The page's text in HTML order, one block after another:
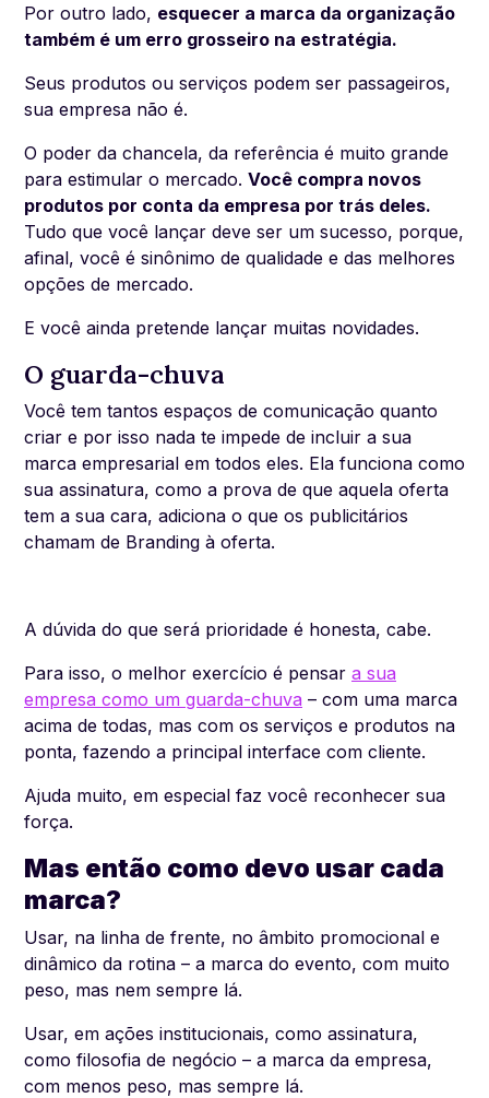
Por outro lado, esquecer a marca da organização
também é um erro grosseiro na estratégia.
Seus produtos ou serviços podem ser passageiros,
sua empresa não é.
O poder da chancela, da referência é muito grande
para estimular o mercado. Você compra novos
produtos por conta da empresa por trás deles.
Tudo que você lançar deve ser um sucesso, porque,
afinal, você é sinônimo de qualidade e das melhores
opções de mercado.
E você ainda pretende lançar muitas novidades.
O guarda-chuva
Você tem tantos espaços de comunicação quanto
criar e por isso nada te impede de incluir a sua
marca empresarial em todos eles. Ela funciona como
sua assinatura, como a prova de que aquela oferta
tem a sua cara, adiciona o que os publicitários
chamam de Branding à oferta.
A dúvida do que será prioridade é honesta, cabe.
Para isso, o melhor exercício é pensar a sua
empresa como um guarda-chuva – com uma marca
acima de todas, mas com os serviços e produtos na
ponta, fazendo a principal interface com cliente.
Ajuda muito, em especial faz você reconhecer sua
força.
Mas então como devo usar cada
marca?
Usar, na linha de frente, no âmbito promocional e
dinâmico da rotina – a marca do evento, com muito
peso, mas nem sempre lá.
Usar, em ações institucionais, como assinatura,
como filosofia de negócio – a marca da empresa,
com menos peso, mas sempre lá.